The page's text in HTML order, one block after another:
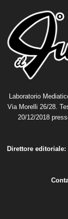
Laboratorio
Via Morelli 26/28.
20/12/2018
Direttore editoriale: